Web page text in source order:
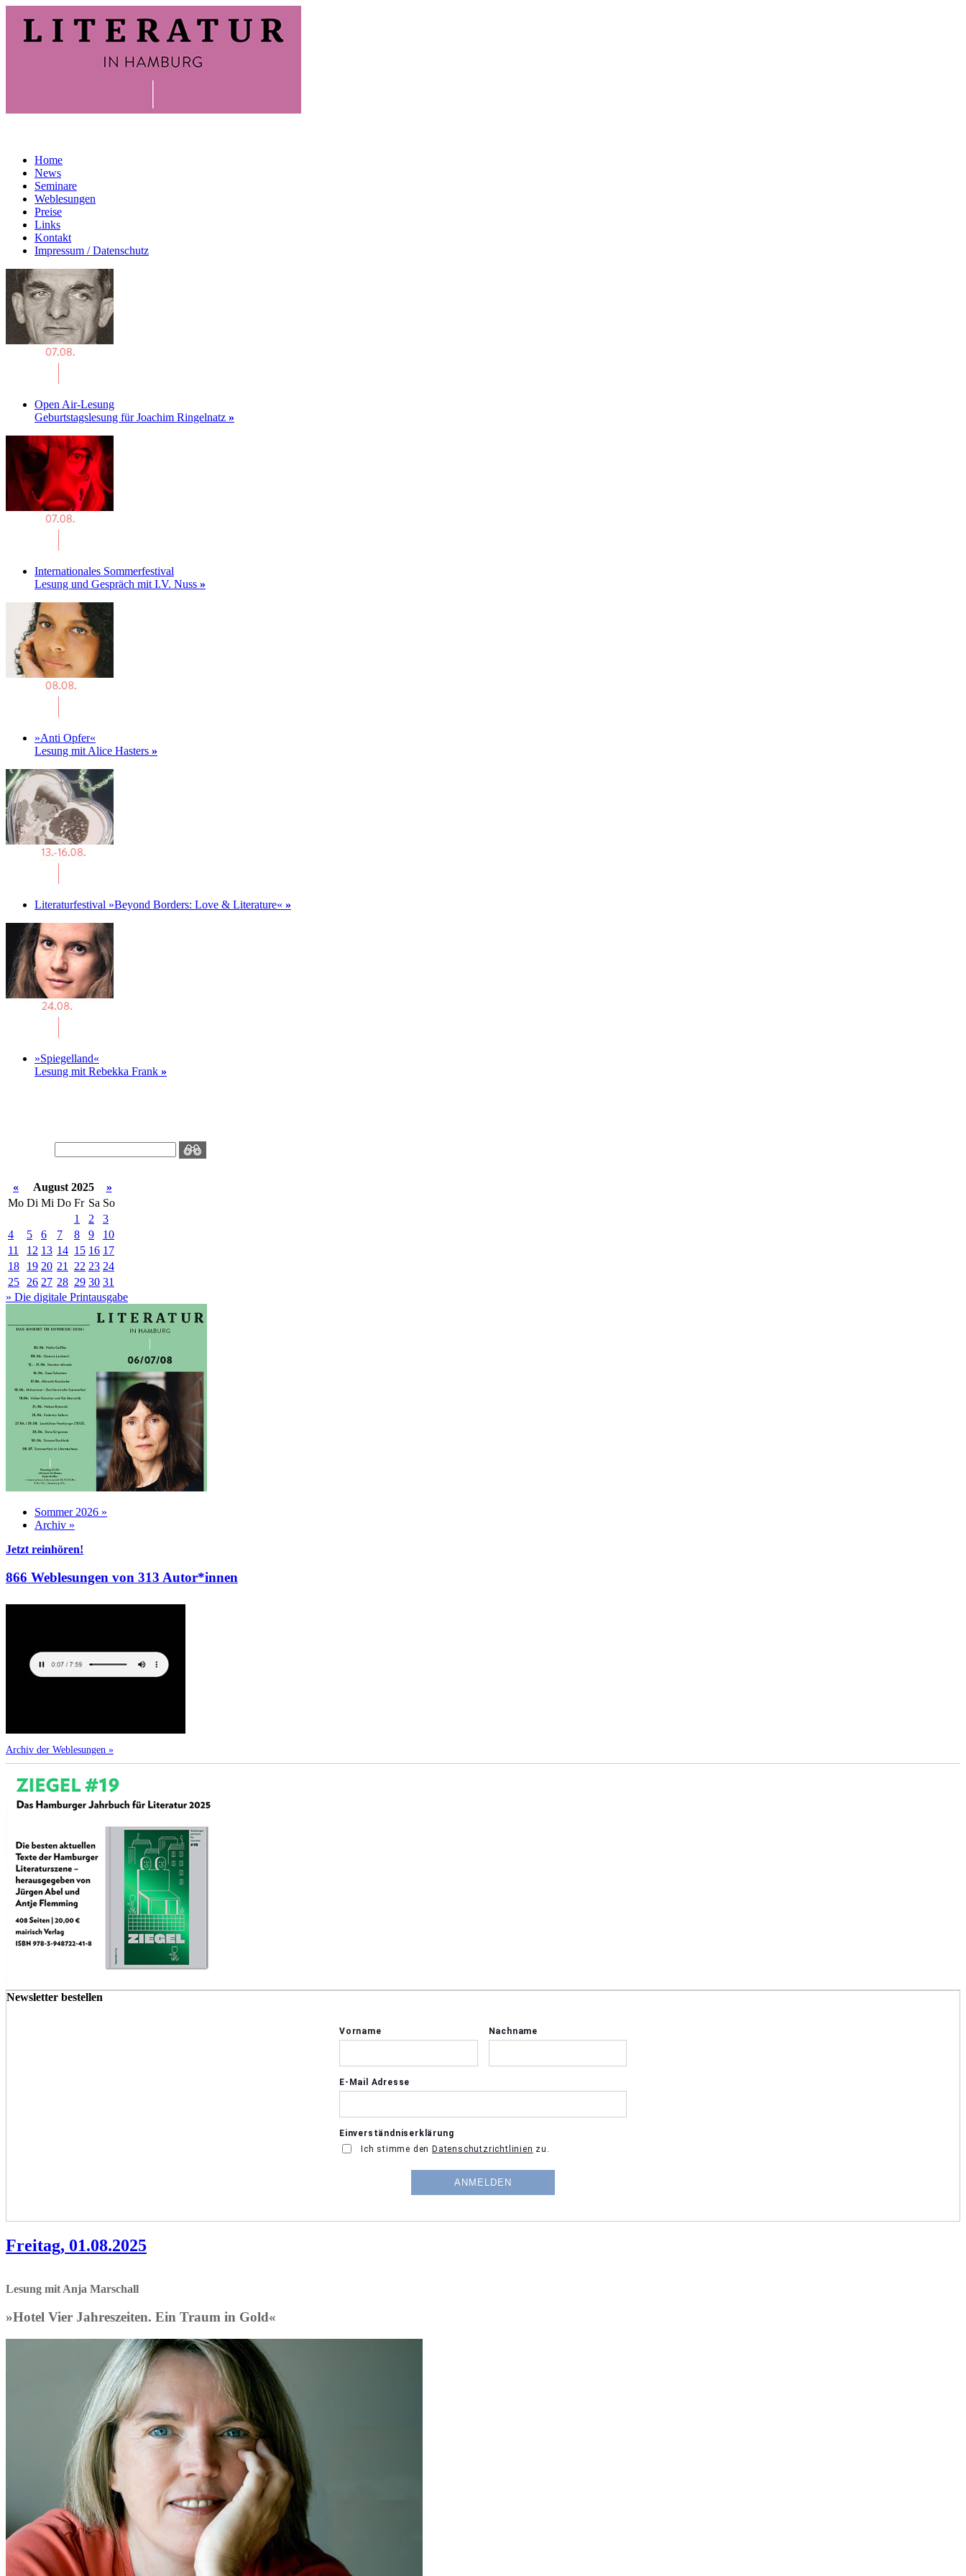
Home
News
Seminare
Weblesungen
Preise
Links
Kontakt
Impressum / Datenschutz
Open Air-Lesung
Geburtstagslesung für Joachim Ringelnatz »
Internationales Sommerfestival
Lesung und Gespräch mit I.V. Nuss »
»Anti Opfer«
Lesung mit Alice Hasters »
Literaturfestival »Beyond Borders: Love & Literature« »
»Spiegelland«
Lesung mit Rebekka Frank »
« August 2025
»
Mo Di Mi Do Fr Sa So
1
2
3
4
5 6 7 8 9
10
11
12 13 14 15 16 17
18
19 20 21 22 23 24
25
26 27 28 29 30 31
» Die digitale Printausgabe
Sommer 2026 »
Archiv »
Jetzt reinhören!
866 Weblesungen von 313 Autor*innen
Archiv der Weblesungen »
Newsletter bestellen
Freitag, 01.08.2025
Lesung mit Anja Marschall
»Hotel Vier Jahreszeiten. Ein Traum in Gold«